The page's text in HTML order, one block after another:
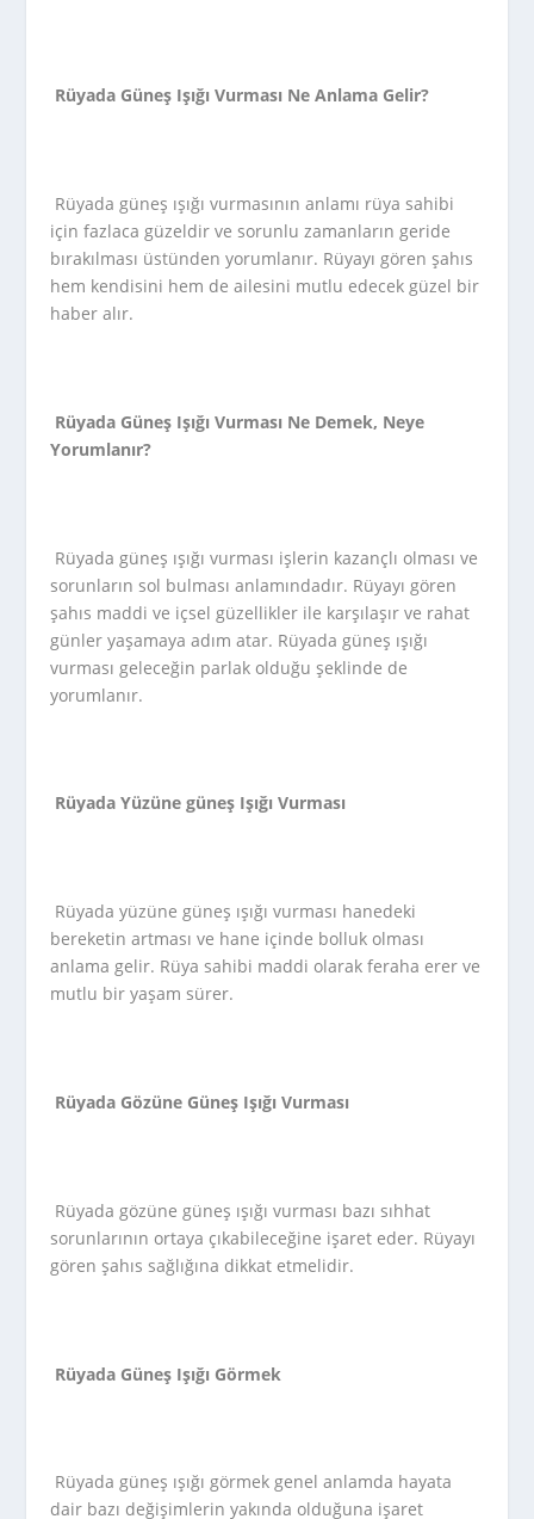
Rüyada Güneş Işığı Vurması Ne Anlama Gelir?
Rüyada güneş ışığı vurmasının anlamı rüya sahibi
için fazlaca güzeldir ve sorunlu zamanların geride
bırakılması üstünden yorumlanır. Rüyayı gören şahıs
hem kendisini hem de ailesini mutlu edecek güzel bir
haber alır.
Rüyada Güneş Işığı Vurması Ne Demek, Neye
Yorumlanır?
Rüyada güneş ışığı vurması işlerin kazançlı olması ve
sorunların sol bulması anlamındadır. Rüyayı gören
şahıs maddi ve içsel güzellikler ile karşılaşır ve rahat
günler yaşamaya adım atar. Rüyada güneş ışığı
vurması geleceğin parlak olduğu şeklinde de
yorumlanır.
Rüyada Yüzüne güneş Işığı Vurması
Rüyada yüzüne güneş ışığı vurması hanedeki
bereketin artması ve hane içinde bolluk olması
anlama gelir. Rüya sahibi maddi olarak feraha erer ve
mutlu bir yaşam sürer.
Rüyada Gözüne Güneş Işığı Vurması
Rüyada gözüne güneş ışığı vurması bazı sıhhat
sorunlarının ortaya çıkabileceğine işaret eder. Rüyayı
gören şahıs sağlığına dikkat etmelidir.
Rüyada Güneş Işığı Görmek
Rüyada güneş ışığı görmek genel anlamda hayata
dair bazı değişimlerin yakında olduğuna işaret